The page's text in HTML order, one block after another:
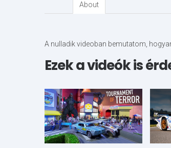
About
A nulladik videoban bemutatom,
Ezek a videók is